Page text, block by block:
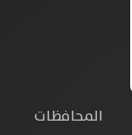
المحافظات